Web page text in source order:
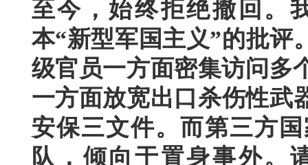
至今，始终拒绝撤回。
本“新型军国主义”的批评
级官员一方面密集访问多
一方面放宽出口杀伤性武
安保三文件。而第三方
队，倾向于置身事外。